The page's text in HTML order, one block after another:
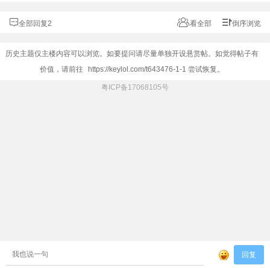
全部回复2 看全部 倒序浏览
历史主题仅主楼内容可以浏览。如要提问请尽量单独开设悬赏帖。如觉得帖子有
价值，请前往
https://keylol.com/t643476-1-1 尝试恢复。
粤ICP备17068105号